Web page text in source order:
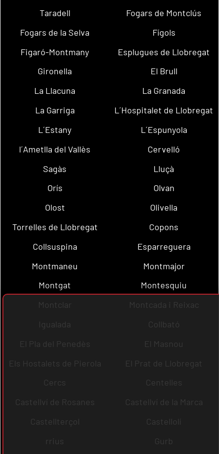
Taradell
Fogars de Montclús
Fogars de la Selva
Fígols
Figaró-Montmany
Esplugues de Llobregat
Gironella
El Brull
La Llacuna
La Granada
La Garriga
L´Hospitalet de Llobregat
L´Estany
L´Espunyola
l´Ametlla del Vallès
Cervelló
Sagàs
Lluçà
Orís
Olvan
Olost
Olivella
Torrelles de Llobregat
Copons
Collsuspina
Esparreguera
Montmaneu
Montmajor
Montgat
Montesquiu
Montclar
Montcada i Reixac
Igualada
Collbató
El Pla del Penedès
El Masnou
Els Hostalets de Pierola
El Prat de Llobregat
Cercs
Centelles
Castellví de Rosanes
Castellví de la Marca
Castellterçol
Castellolí
rrius
Gurb